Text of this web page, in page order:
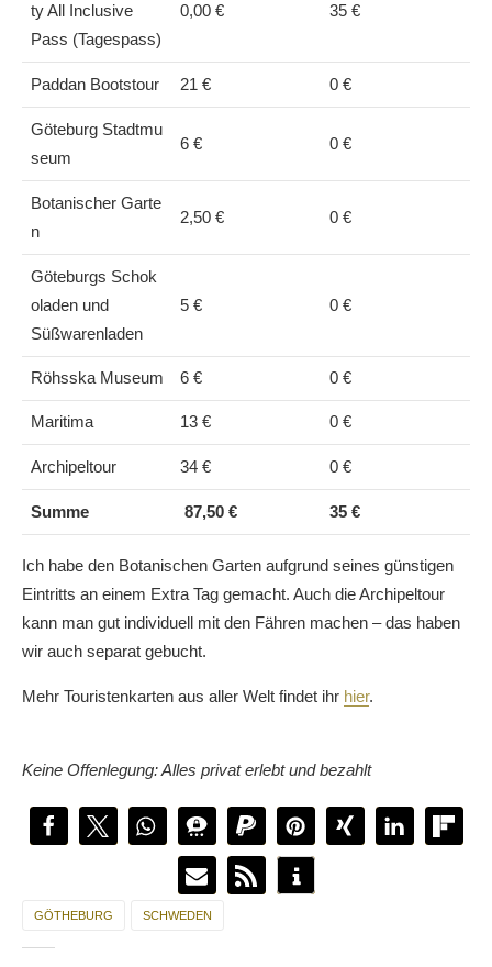
ty All Inclusive
Pass (Tagespass)
0,00 € 35 €
Paddan Bootstour 21 € 0 €
Göteburg Stadtmu
seum
6 € 0 €
Botanischer Garte
n
2,50 € 0 €
Göteburgs Schok
oladen und
Süßwarenladen
5 € 0 €
Röhsska Museum 6 € 0 €
Maritima 13 € 0 €
Archipeltour 34 € 0 €
Summe 87,50 € 35 €
Ich habe den Botanischen Garten aufgrund seines günstigen
Eintritts an einem Extra Tag gemacht. Auch die Archipeltour
kann man gut individuell mit den Fähren machen – das haben
wir auch separat gebucht.
Mehr Touristenkarten aus aller Welt findet ihr hier.
Keine Offenlegung: Alles privat erlebt und bezahlt
GÖTHEBURG SCHWEDEN